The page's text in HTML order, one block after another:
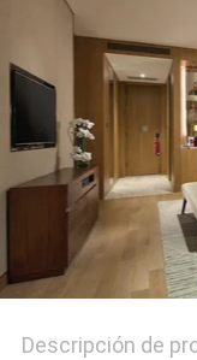
PRIVACY
POLICY
Descripción de